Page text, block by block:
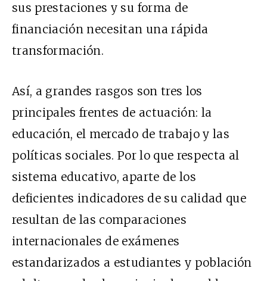
sus prestaciones y su forma de
financiación necesitan una rápida
transformación.
Así, a grandes rasgos son tres los
principales frentes de actuación: la
educación, el mercado de trabajo y las
políticas sociales. Por lo que respecta al
sistema educativo, aparte de los
deficientes indicadores de su calidad que
resultan de las comparaciones
internacionales de exámenes
estandarizados a estudiantes y población